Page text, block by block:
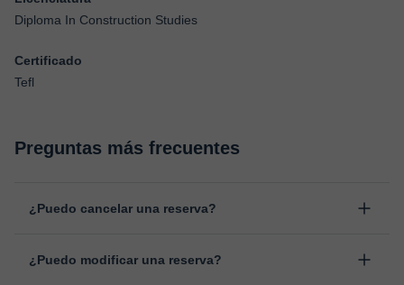
Diploma In Construction Studies
Certificado
Tefl
Preguntas más frecuentes
¿Puedo cancelar una reserva?
antes de la clase, indicando el motivo de cancelación.
¿Puedo modificar una reserva?